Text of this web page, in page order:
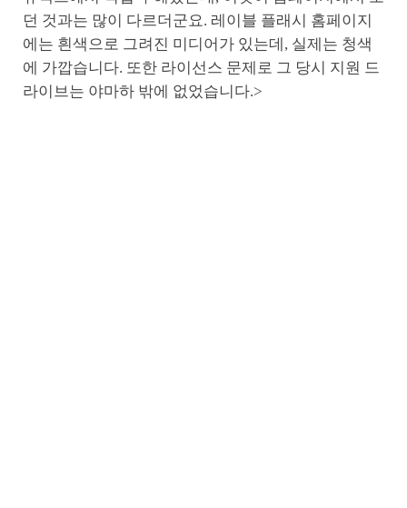
던 것과는 많이 다르더군요. 레이블 플래시 홈페이지
에는 흰색으로 그려진 미디어가 있는데, 실제는 청색
에 가깝습니다. 또한 라이선스 문제로 그 당시 지원 드
라이브는 야마하 밖에 없었습니다.>